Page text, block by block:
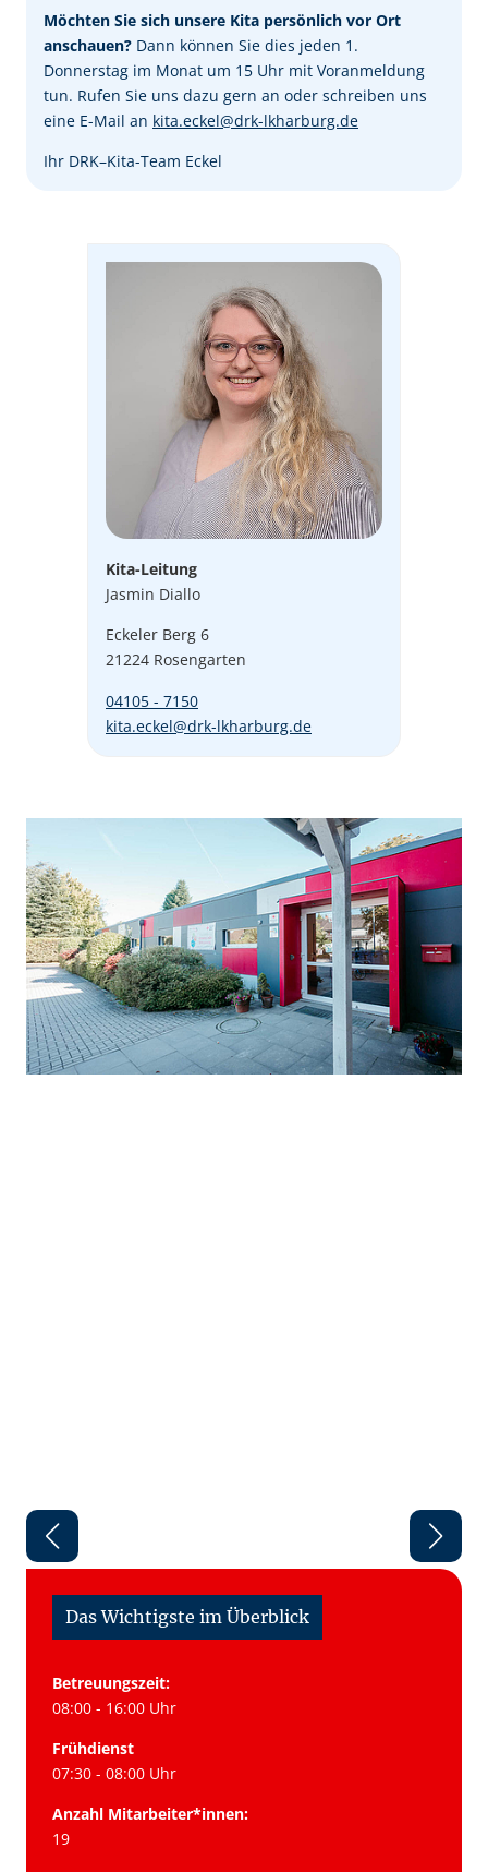
Möchten Sie sich unsere Kita persönlich vor Ort
anschauen? Dann können Sie dies jeden 1.
Donnerstag im Monat um 15 Uhr mit Voranmeldung
tun. Rufen Sie uns dazu gern an oder schreiben uns
eine E-Mail an kita.eckel@drk-lkharburg.de
Ihr DRK–Kita-Team Eckel
Kita-Leitung
Jasmin Diallo
Eckeler Berg 6
21224 Rosengarten
04105 - 7150
kita.eckel@drk-lkharburg.de
Das Wichtigste im Überblick
Betreuungszeit:
08:00 - 16:00 Uhr
Frühdienst
07:30 - 08:00 Uhr
Anzahl Mitarbeiter*innen:
19